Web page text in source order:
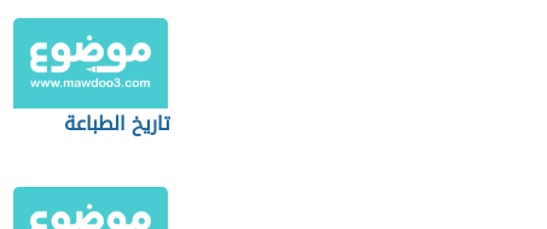
تاريخ الطباعة